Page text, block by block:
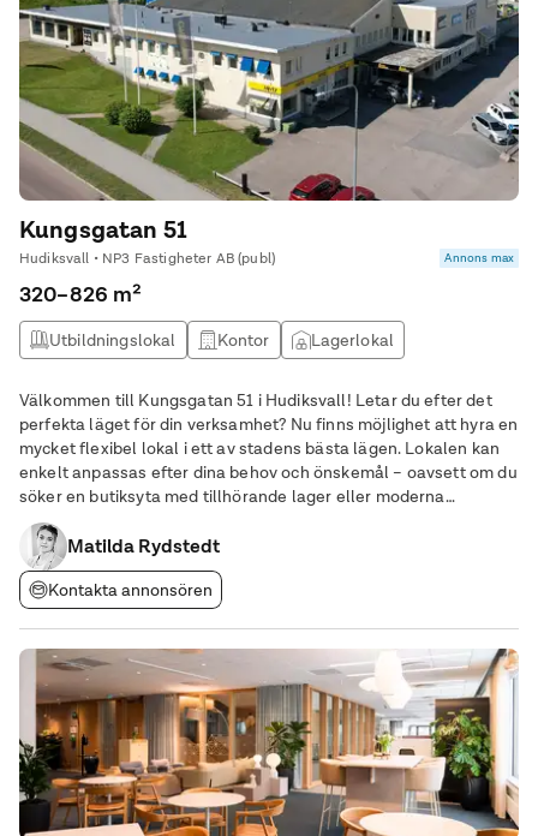
Kungsgatan 51
Hudiksvall • NP3 Fastigheter AB (publ) Annons max
320–826 m²
Utbildningslokal Kontor
Lagerlokal
Välkommen till Kungsgatan 51 i Hudiksvall! Letar du efter det
perfekta läget för din verksamhet? Nu finns möjlighet att hyra en
mycket flexibel lokal i ett av stadens bästa lägen. Lokalen kan
enkelt anpassas efter dina behov och önskemål – oavsett om du
söker en butiksyta med tillhörande lager eller moderna
kontorslokaler. Kontakta oss för mer information eller en
visning!Matilda Rydstedt
Kontakta annonsören